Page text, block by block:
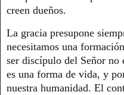
creen dueños.
La gracia presupone
necesitamos una
ser discípulo del Señor
es una forma de vida, y
nuestra humanidad. El